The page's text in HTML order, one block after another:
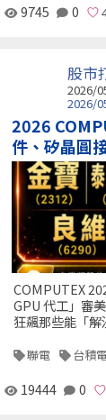
9745 0
股市
2026/
2026/
2026
件、矽晶圓
COMPUTEX
GPU 代工」審
狂飆那些能「
聯電 台積
19444 0